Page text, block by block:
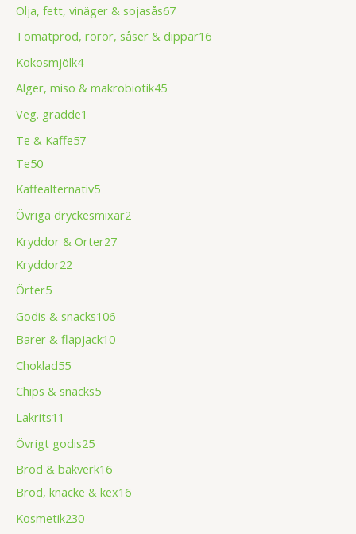
Olja, fett, vinäger & sojasås67
Tomatprod, röror, såser & dippar16
Kokosmjölk4
Alger, miso & makrobiotik45
Veg. grädde1
Te & Kaffe57
Te50
Kaffealternativ5
Övriga dryckesmixar2
Kryddor & Örter27
Kryddor22
Örter5
Godis & snacks106
Barer & flapjack10
Choklad55
Chips & snacks5
Lakrits11
Övrigt godis25
Bröd & bakverk16
Bröd, knäcke & kex16
Kosmetik230